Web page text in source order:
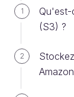
1
Qu'est-
(S3) ?
2